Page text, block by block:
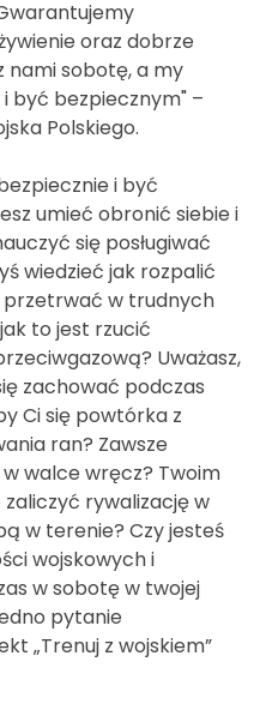
oraz dobrze
nami sobotę, a my
być bezpiecznym" –
Polskiego.
i być
umieć obronić siebie i
się posługiwać
wiedzieć jak rozpalić
przetrwać w trudnych
to jest rzucić
Uważasz,
zachować podczas
Ci się powtórka z
ran? Zawsze
walce wręcz? Twoim
zaliczyć rywalizację w
w terenie? Czy jesteś
wojskowych i
w sobotę w twojej
pytanie
„Trenuj z wojskiem”